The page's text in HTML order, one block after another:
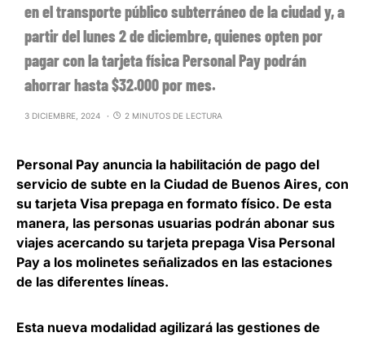
en el transporte público subterráneo de la ciudad y, a
partir del lunes 2 de diciembre, quienes opten por
pagar con la tarjeta física Personal Pay podrán
ahorrar hasta $32.000 por mes.
3 DICIEMBRE, 2024 2 MINUTOS DE LECTURA
Personal Pay anuncia la habilitación de pago del
servicio de subte en la Ciudad de Buenos Aires, con
su tarjeta Visa prepaga en formato físico. De esta
manera, las personas usuarias podrán abonar sus
viajes acercando su tarjeta prepaga Visa Personal
Pay a los molinetes señalizados en las estaciones
de las diferentes líneas.
Esta nueva modalidad agilizará las gestiones de